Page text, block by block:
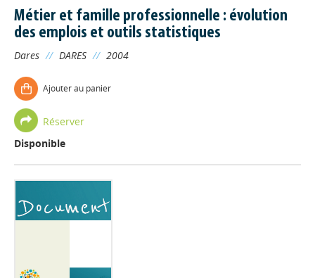
Métier et famille professionnelle : évolution
des emplois et outils statistiques
Dares // DARES // 2004
Ajouter au panier
Réserver
Disponible